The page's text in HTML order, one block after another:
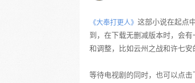
《大奉打更人》 这部小说在起点
到，在下载无删减版本时，会
和调整，比如云州之战和许七安
等待电视剧的同时，也可以点